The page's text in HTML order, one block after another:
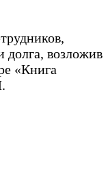
возложив
«Книга